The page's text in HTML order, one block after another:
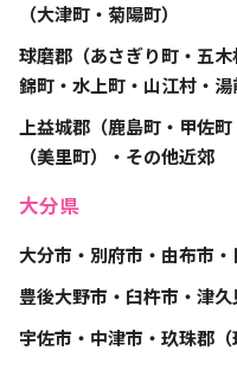
（大津町・菊陽町）
球磨郡（あさぎり町・五
錦町・水上町・山江村・湯
上益城郡（鹿島町・甲佐
（美里町）・その他近郊
大分県
大分市・別府市・由布市
豊後大野市・臼杵市・津
宇佐市・中津市・玖珠郡